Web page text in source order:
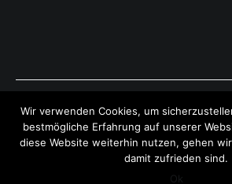
Copyright © 2026ExpressAntworten.com .
Theme:Cenote by ThemeGrill. Powered by
Wir verwenden Cookies, um
bestmögliche Erfahrung auf unserer
diese Website weiterhin nutzen, gehen
damit zufrieden sind.
Ok